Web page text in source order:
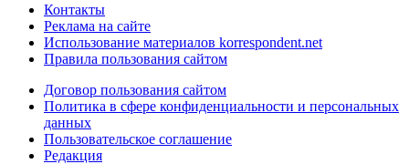
Контакты
Реклама на сайте
Использование материалов korrespondent.net
Правила пользования сайтом
Договор пользования сайтом
Политика в сфере конфиденциальности и персональных
данных
Пользовательское соглашение
Редакция